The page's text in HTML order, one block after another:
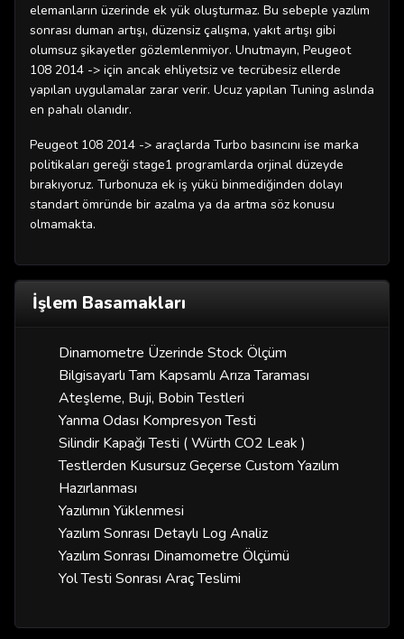
elemanların üzerinde ek yük oluşturmaz. Bu sebeple yazılım
sonrası duman artışı, düzensiz çalışma, yakıt artışı gibi
olumsuz şikayetler gözlemlenmiyor. Unutmayın, Peugeot
108 2014 -> için ancak ehliyetsiz ve tecrübesiz ellerde
yapılan uygulamalar zarar verir. Ucuz yapılan Tuning aslında
en pahalı olanıdır.
Peugeot 108 2014 -> araçlarda Turbo basıncını ise marka
politikaları gereği stage1 programlarda orjinal düzeyde
bırakıyoruz. Turbonuza ek iş yükü binmediğinden dolayı
standart ömründe bir azalma ya da artma söz konusu
olmamakta.
İşlem Basamakları
Dinamometre Üzerinde Stock Ölçüm
Bilgisayarlı Tam Kapsamlı Arıza Taraması
Ateşleme, Buji, Bobin Testleri
Yanma Odası Kompresyon Testi
Silindir Kapağı Testi ( Würth CO2 Leak )
Testlerden Kusursuz Geçerse Custom Yazılım
Hazırlanması
Yazılımın Yüklenmesi
Yazılım Sonrası Detaylı Log Analiz
Yazılım Sonrası Dinamometre Ölçümü
Yol Testi Sonrası Araç Teslimi